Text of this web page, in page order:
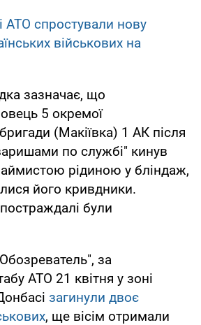
АТО спростували нову
військових на
зазначає, що
5 окремої
(Макіївка) 1 АК після
по службі" кинув
рідиною у бліндаж,
його кривдники.
були
за
АТО 21 квітня у зоні
загинули двоє
, ще вісім отримали